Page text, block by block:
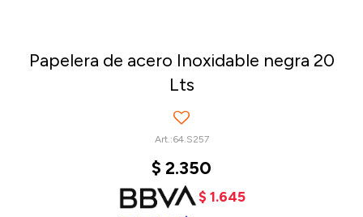
Papelera de acero Inoxidable negra 20
Lts
64.S257
$ 2.350
$ 1.645